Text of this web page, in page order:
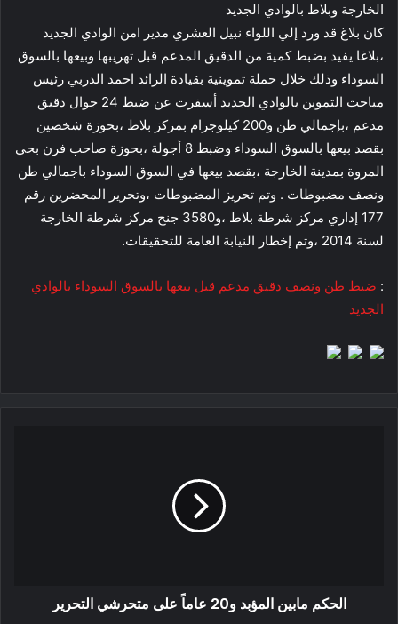
الخارجة وبلاط بالوادي الجديد
كان بلاغ قد ورد إلي اللواء نبيل العشري مدير امن الوادي الجديد
،بلاغا يفيد بضبط كمية من الدقيق المدعم قبل تهريبها وبيعها بالسوق
السوداء وذلك خلال حملة تموينية بقيادة الرائد احمد الدربي رئيس
مباحث التموين بالوادي الجديد أسفرت عن ضبط 24 جوال دقيق
مدعم ،بإجمالي طن و200 كيلوجرام بمركز بلاط ،بحوزة شخصين
بقصد بيعها بالسوق السوداء وضبط 8 أجولة ،بحوزة صاحب فرن بحي
المروة بمدينة الخارجة ،بقصد بيعها في السوق السوداء باجمالي طن
ونصف مضبوطات . وتم تحريز المضبوطات ،وتحرير المحضرين رقم
177 إداري مركز شرطة بلاط ،و3580 جنح مركز شرطة الخارجة
لسنة 2014 ،وتم إخطار النيابة العامة للتحقيقات.
: ضبط طن ونصف دقيق مدعم قبل بيعها بالسوق السوداء بالوادي
الجديد‎
الحكم مابين المؤبد و20 عاماً على متحرشي التحرير